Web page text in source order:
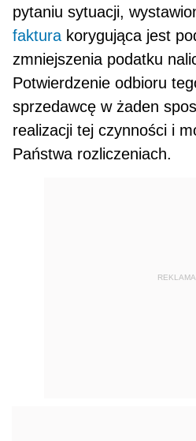
pytaniu sytuacji,
faktura korygująca jest
zmniejszenia podatku
Potwierdzenie odbioru
sprzedawcę w żaden
realizacji tej czynności i
Państwa rozliczeniach.
REKLAMA